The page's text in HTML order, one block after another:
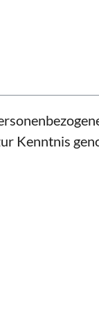
Kenntnis